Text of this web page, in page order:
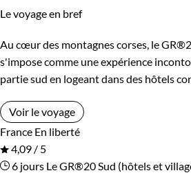
Le voyage en bref
Au cœur des montagnes corses, le
s'impose comme une expérience
partie sud en logeant dans des hôtels
Voir le voyage
France En liberté
4,09 / 5
6 jours Le GR®20 Sud (hôtels et